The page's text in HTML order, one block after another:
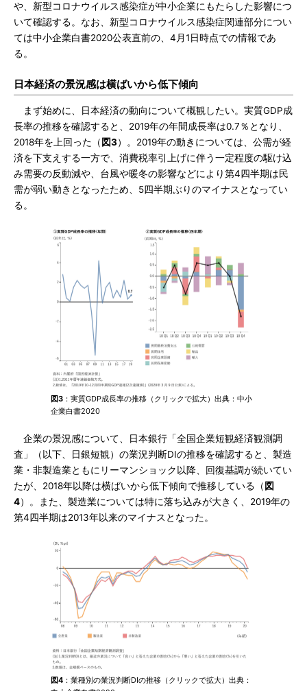
や、新型コロナウイルス感染症が中小企業にもたらした影響につ
いて確認する。なお、新型コロナウイルス感染症関連部分につい
ては中小企業白書2020公表直前の、4月1日時点での情報であ
る。
日本経済の景況感は横ばいから低下傾向
まず始めに、日本経済の動向について概観したい。実質GDP成
長率の推移を確認すると、2019年の年間成長率は0.7％となり、
2018年を上回った（ 図3）。2019年の動きについては、公需が経
済を下支えする一方で、消費税率引上げに伴う一定程度の駆け込
み需要の反動減や、台風や暖冬の影響などにより第4四半期は民
需が弱い動きとなったため、5四半期ぶりのマイナスとなってい
る。
図3 ：実質GDP成長率の推移（クリックで拡大）出典：中小
企業白書2020
企業の景況感について、日本銀行「全国企業短観経済観測調
査」（以下、日銀短観）の業況判断DIの推移を確認すると、製造
業・非製造業ともにリーマンショック以降、回復基調が続いてい
たが、2018年以降は横ばいから低下傾向で推移している（ 図
4）。また、製造業については特に落ち込みが大きく、2019年の
第4四半期は2013年以来のマイナスとなった。
図4 ：業種別の業況判断DIの推移（クリックで拡大）出典：